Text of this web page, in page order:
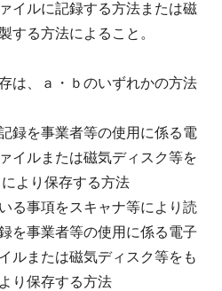
イルに記録する方法または磁
する方法によること。
は、ａ・ｂのいずれかの方法
を事業者等の使用に係る電
イルまたは磁気ディスク等を
より保存する方法
事項をスキャナ等により読
を事業者等の使用に係る電子
ルまたは磁気ディスク等をも
り保存する方法